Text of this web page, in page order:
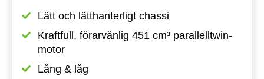
Lätt och lätthanterligt chassi
Kraftfull, förarvänlig 451 cm³ parallelltwin-
motor
Lång & låg